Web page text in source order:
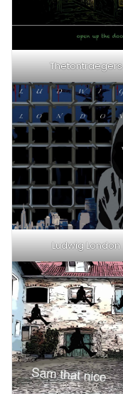
Thetontraegers
Ludwig London